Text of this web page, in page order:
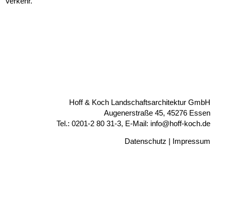
Hoff & Koch Landschaftsarchitektur GmbH
Augenerstraße 45, 45276 Essen
Tel.: 0201-2 80 31-3, E-Mail: info@hoff-koch.de
Datenschutz | Impressum